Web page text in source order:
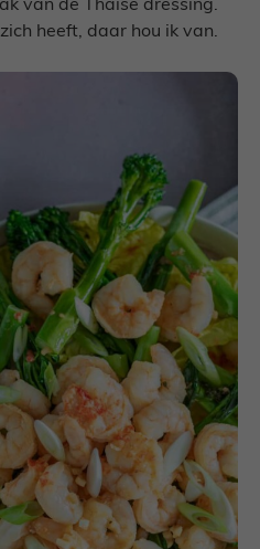
van de Thaise dressing.
heeft, daar hou ik van.